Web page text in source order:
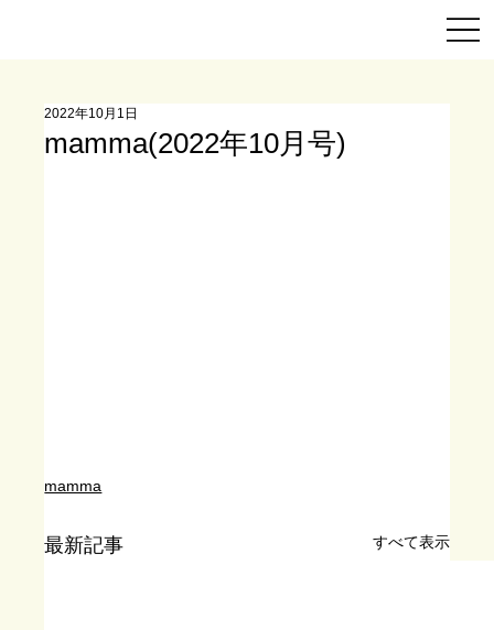
mamma(2022年10月号)
2022年10月1日
mamma
最新記事 すべて表示